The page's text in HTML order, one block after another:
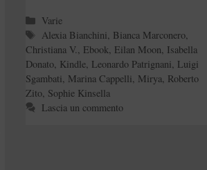
Categorie
Varie
Tag
Alexia Bianchini Bianca Marconero
Christiana V. Ebook Eilan Moon Isabella
Donato, Kindle, Leonardo Patrignani Luigi
Sgambati Marina Cappelli Mirya Roberto
Zito, Sophie Kinsella
Lascia un commento